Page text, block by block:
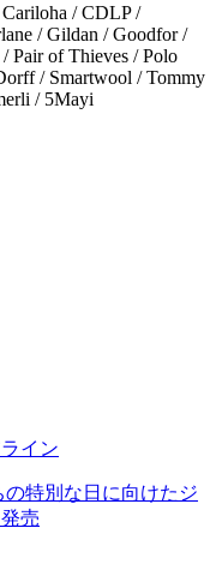
/ CDLP /
/ Gildan / Goodfor /
Pair of Thieves / Polo
/ Smartwool / Tommy
/ 5Mayi
特別な日に向けたジ
売